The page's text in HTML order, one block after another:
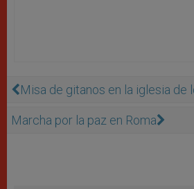
Misa de gitanos en la iglesia de
Marcha por la paz en Roma